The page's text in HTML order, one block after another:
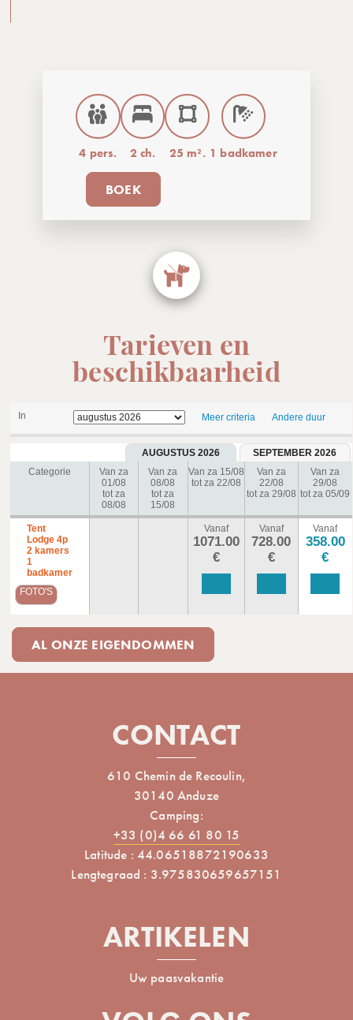
4 pers. 2 ch. 25 m². 1 badkamer
BOEK
Tarieven en
beschikbaarheid
In Meer criteria Andere duur
AUGUSTUS 2026
SEPTEMBER 2026
Categorie
Van za
01/08
tot za
08/08
Van za
08/08
tot za
15/08
Van za 15/08
tot za 22/08
Van za
22/08
tot za 29/08
Van za
29/08
tot za 05/09
Tent
Lodge 4p
2 kamers
1
badkamer
FOTO'S
Vanaf
1071.00
€
Vanaf
728.00
€
Vanaf
358.00
€
AL ONZE EIGENDOMMEN
CONTACT
610 Chemin de Recoulin,
30140 Anduze
Camping:
+33 (0)4 66 61 80 15
Latitude : 44.06518872190633
Lengtegraad : 3.975830659657151
ARTIKELEN
Uw paasvakantie